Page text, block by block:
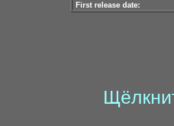
First release date: